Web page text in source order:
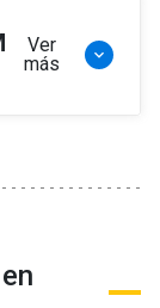
Ver
más
keyboard_arrow_down
Programa